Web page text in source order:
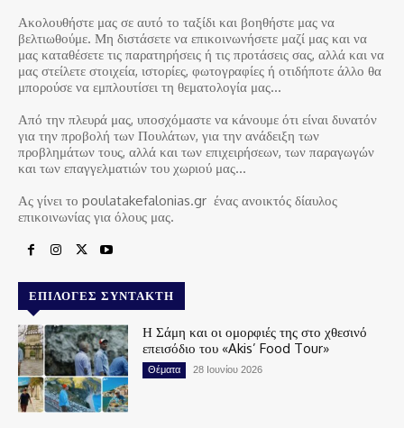
Ακολουθήστε μας σε αυτό το ταξίδι και βοηθήστε μας να
βελτιωθούμε. Μη διστάσετε να επικοινωνήσετε μαζί μας και να
μας καταθέσετε τις παρατηρήσεις ή τις προτάσεις σας, αλλά και να
μας στείλετε στοιχεία, ιστορίες, φωτογραφίες ή οτιδήποτε άλλο θα
μπορούσε να εμπλουτίσει τη θεματολογία μας…
Από την πλευρά μας, υποσχόμαστε να κάνουμε ότι είναι δυνατόν
για την προβολή των Πουλάτων, για την ανάδειξη των
προβλημάτων τους, αλλά και των επιχειρήσεων, των παραγωγών
και των επαγγελματιών του χωριού μας…
Ας γίνει το poulatakefalonias.gr ένας ανοικτός δίαυλος
επικοινωνίας για όλους μας.
ΕΠΙΛΟΓΈΣ ΣΥΝΤΆΚΤΗ
Η Σάμη και οι ομορφιές της στο χθεσινό
επεισόδιο του «Akis’ Food Tour»
Θέματα 28 Ιουνίου 2026